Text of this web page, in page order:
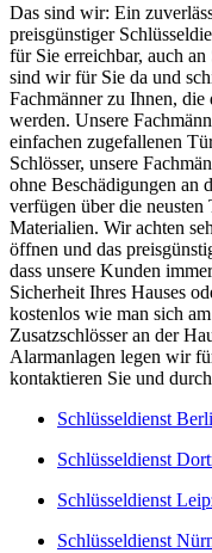
Das sind wir: Ein
preisgünstiger
für Sie erreichbar, auch
sind wir für Sie da und
Fachmänner zu Ihnen,
werden. Unsere
einfachen zugefallenen
Schlösser, unsere
ohne Beschädigungen an
verfügen über die
Materialien. Wir achten
öffnen und das
dass unsere Kunden
Sicherheit Ihres Hauses
kostenlos wie man sich
Zusatzschlösser an der
Alarmanlagen legen wir
kontaktieren Sie und
Schlüsseldienst
Schlüsseldienst
Schlüsseldienst
Schlüsseldienst